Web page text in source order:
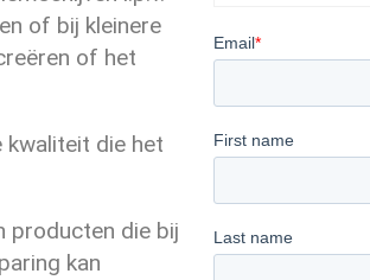
of bij kleinere
of het
kwaliteit die het
producten die bij
kan